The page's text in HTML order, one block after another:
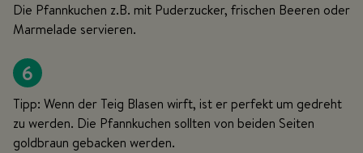
Die Pfannkuchen z.B. mit Puderzucker, frischen Beeren oder
Marmelade servieren.
6
Tipp: Wenn der Teig Blasen wirft, ist er perfekt um gedreht
zu werden. Die Pfannkuchen sollten von beiden Seiten
goldbraun gebacken werden.